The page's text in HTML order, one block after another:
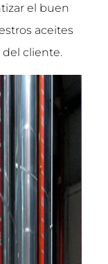
el buen
aceites
del cliente.